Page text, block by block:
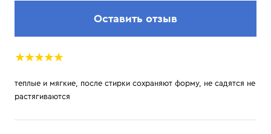
Оставить отзыв
теплые и мягкие, после стирки сохраняют форму, не садятся не
растягиваются